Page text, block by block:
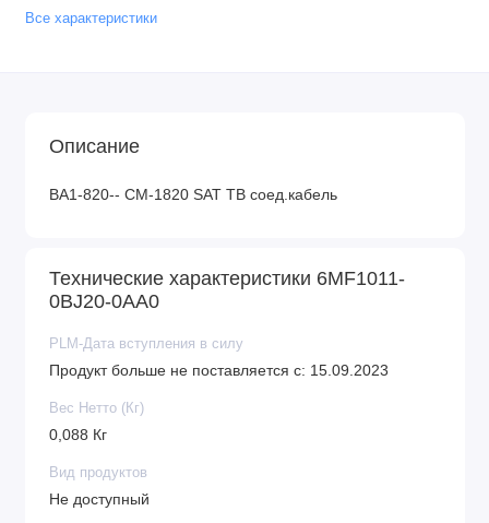
Все характеристики
Описание
BA1-820-- CM-1820 SAT TB соед.кабель
Технические характеристики 6MF1011-
0BJ20-0AA0
PLM-Дата вступления в силу
Продукт больше не поставляется с: 15.09.2023
Вес Нетто (Кг)
0,088 Кг
Вид продуктов
Не доступный